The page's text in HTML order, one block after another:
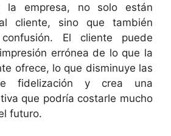
la empresa, no solo están
cliente, sino que también
El cliente puede
errónea de lo que la
ofrece, lo que disminuye las
fidelización y crea una
que podría costarle mucho
futuro.